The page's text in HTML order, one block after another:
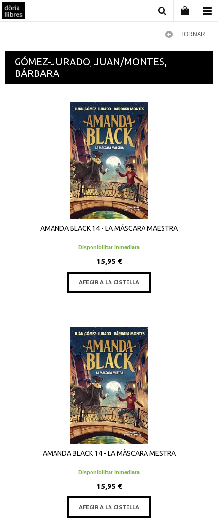
TORNAR
GÓMEZ-JURADO, JUAN/MONTES,
BÁRBARA
AMANDA BLACK 14 - LA MÁSCARA MAESTRA
Disponibilitat inmediata
15,95 €
AFEGIR A LA CISTELLA
AMANDA BLACK 14 - LA MÀSCARA MESTRA
Disponibilitat inmediata
15,95 €
AFEGIR A LA CISTELLA